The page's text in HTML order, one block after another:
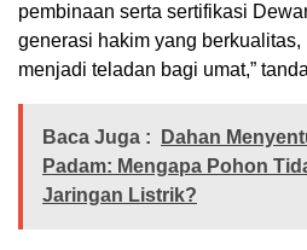
pembinaan serta sertifikasi
generasi hakim yang
menjadi teladan bagi umat,”
Baca Juga :
Dahan
Padam: Mengapa Pohon
Jaringan Listrik?